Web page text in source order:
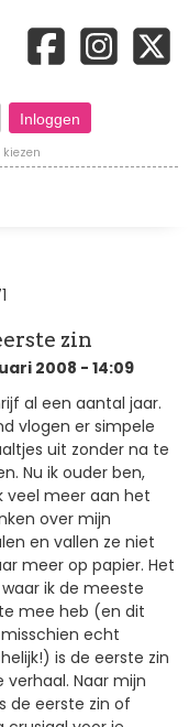
zin
2008 - 14:09
al een aantal jaar.
vlogen er simpele
uit zonder na te
Nu ik ouder ben,
veel meer aan het
over mijn
en vallen ze niet
meer op papier. Het
ik de meeste
mee heb (en dit
echt
is de eerste zin
verhaal. Naar mijn
de eerste zin of